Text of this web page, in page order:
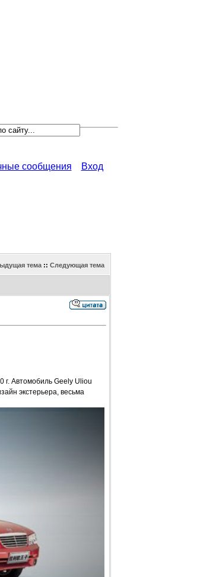
сообщения Вход
тема:: Следующая тема
г. Автомобиль Geely Uliou
экстерьера, весьма